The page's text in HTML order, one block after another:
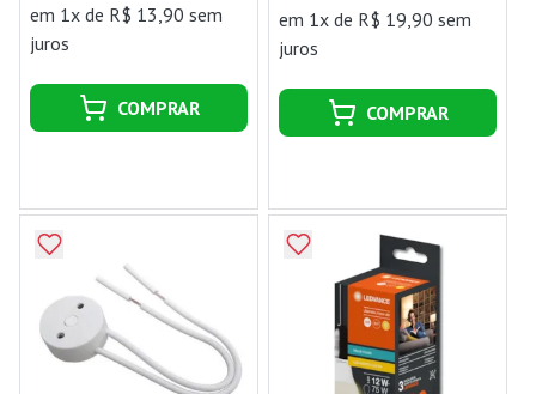
em 1x de R$ 13,90 sem
juros
COMPRAR
em 1x de R$ 19,90 sem
juros
COMPRAR